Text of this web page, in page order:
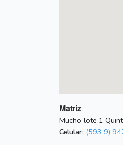
Matriz
Mucho lote 1
Celular: (593 9)